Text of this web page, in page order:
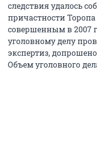
следствия удалось
причастности
совершенным в 2007
уголовному делу
экспертиз,
Объем уголовного